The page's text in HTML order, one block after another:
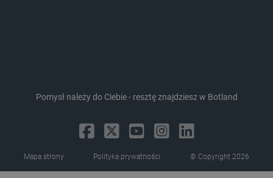
Pomysł należy do Ciebie - resztę znajdziesz w Botland
Mapa strony Polityka prywatności © Copyright 2026